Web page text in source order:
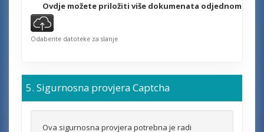
Ovdje možete priložiti više dokumenata odjednom
Odaberite datoteke za slanje
Sigurnosna provjera Captcha
Ova sigurnosna provjera potrebna je radi